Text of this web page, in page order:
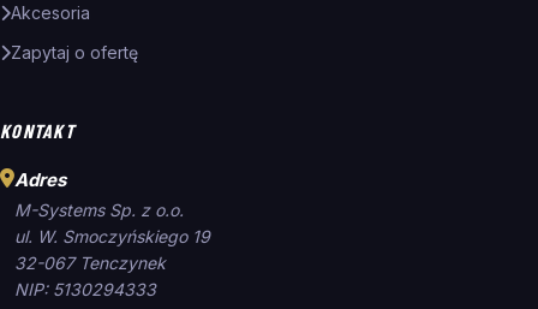
Akcesoria
Zapytaj o ofertę
KONTAKT
Adres
M-Systems Sp. z o.o.
ul. W. Smoczyńskiego 19
32-067 Tenczynek
NIP: 5130294333